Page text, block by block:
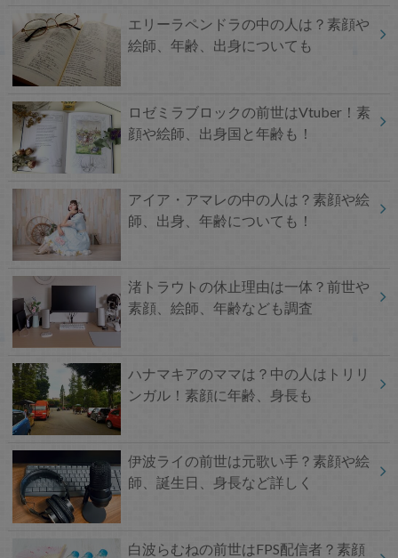
エリーラペンドラの中の人は？素顔や
絵師、年齢、出身についても
ロゼミラブロックの前世はVtuber！素
顔や絵師、出身国と年齢も！
アイア・アマレの中の人は？素顔や絵
師、出身、年齢についても！
渚トラウトの休止理由は一体？前世や
素顔、絵師、年齢なども調査
ハナマキアのママは？中の人はトリリ
ンガル！素顔に年齢、身長も
伊波ライの前世は元歌い手？素顔や絵
師、誕生日、身長など詳しく
白波らむねの前世はFPS配信者？素顔